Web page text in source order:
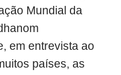
Mundial da
em entrevista ao
países, as